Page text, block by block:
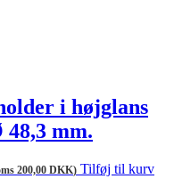
i højglans
mm.
200,00 DKK) Tilføj til kurv